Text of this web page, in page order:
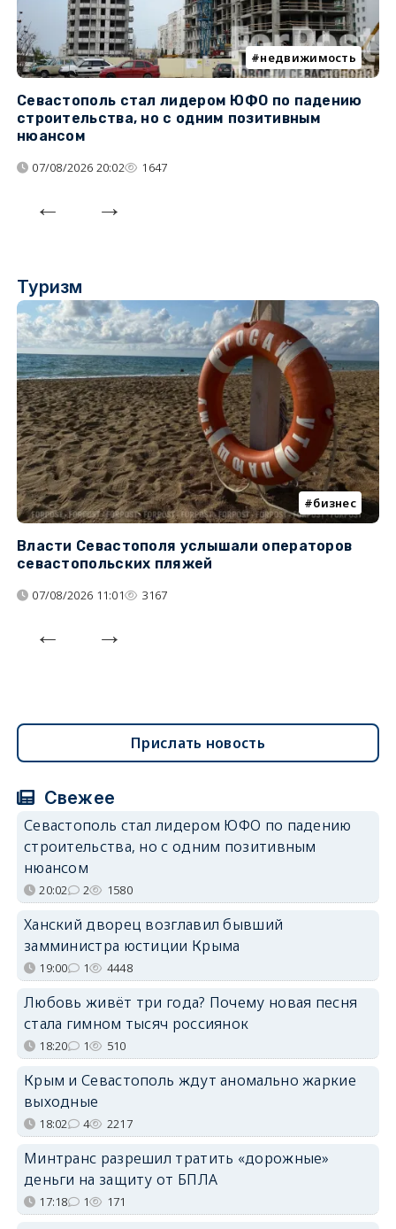
недвижимость
Севастополь стал лидером ЮФО по падению
строительства, но с одним позитивным
нюансом
07/08/2026 20:02 1647
Туризм
бизнес
Власти Севастополя услышали операторов
севастопольских пляжей
07/08/2026 11:01 3167
Прислать новость
Свежее
Севастополь стал лидером ЮФО по падению
строительства, но с одним позитивным
нюансом
20:02 2 1580
Ханский дворец возглавил бывший
замминистра юстиции Крыма
19:00 1 4448
Любовь живёт три года? Почему новая песня
стала гимном тысяч россиянок
18:20 1 510
Крым и Севастополь ждут аномально жаркие
выходные
18:02 4 2217
Минтранс разрешил тратить «дорожные»
деньги на защиту от БПЛА
17:18 1 171